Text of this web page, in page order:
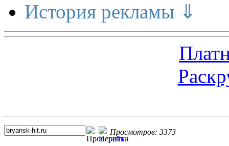
История рекламы ⇓
Просмотров: 3373